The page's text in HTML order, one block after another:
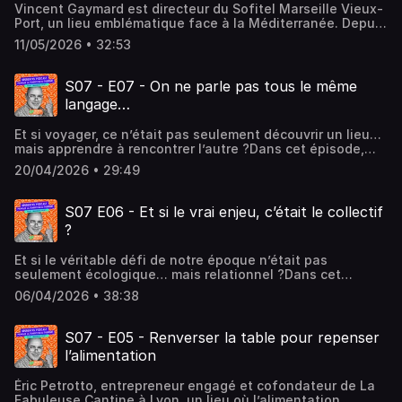
du sens à ce que nous mangeons.Hébergé par
Audiomeans. Visitez audiomeans.fr/politique-de-
confidentialite pour plus d'informations.
Vincent Gaymard est directeur du Sofitel Marseille Vieux-
Port, un lieu emblématique face à la Méditerranée. Depuis
plus de vingt ans, il évolue dans l’hôtellerie à Marseille,
une ville à laquelle il est profondément attaché. À travers
de faire évoluer l’hôtellerie de luxe vers un modèle plus
responsable. Il œuvre au quotidien, avec ses équipes,
pour inscrire son établissement dans une dynamique
locaux et les Marseillais.Hébergé par Audiomeans. Visitez
audiomeans.fr/politique-de-confidentialite pour plus
d'informations.
11/05/2026 • 32:53
S07 - E07 - On ne parle pas tous le même
langage…
Et si voyager, ce n’était pas seulement découvrir un lieu…
mais apprendre à rencontrer l’autre ?Dans cet épisode,
Soan Zamoun, enseignant, formateur international,
chercheur et auteur d'un livre nous plonge au cœur de la
malentendus et transformation personnelle, il nous invite
à repenser notre manière de voyager… ce qu’elle change
en nous et de comprendre le monde.Hébergé par
confidentialite pour plus d'informations.
20/04/2026 • 29:49
S07 E06 - Et si le vrai enjeu, c’était le collectif
?
Et si le véritable défi de notre époque n’était pas
seulement écologique… mais relationnel ?Dans cet
épisode, aux côtés de Samuel Trouillefou, nous
rencontrons Hugo Paul, auteur du livre Faire tribu. Après
il partage ce qu’il a appris sur notre capacité à faire
ensemble, entre inspirations, tensions et remises en
question.Pourquoi avons-nous autant de mal à créer du
collectifs vivants, solides et ouverts ?Une conversation
06/04/2026 • 38:38
S07 - E05 - Renverser la table pour repenser
l’alimentation
Éric Petrotto, entrepreneur engagé et cofondateur de La